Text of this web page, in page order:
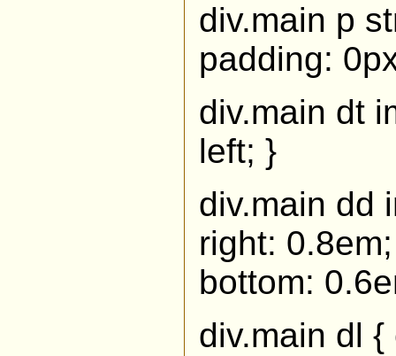
div.main p
padding:
div.main dt
left; }
div.main dd
right:
bottom:
div.main dl